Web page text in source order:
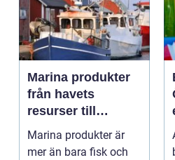
Marina produkter
från havets
resurser till
hållbara
upplevelser
Marina produkter är
mer än bara fisk och